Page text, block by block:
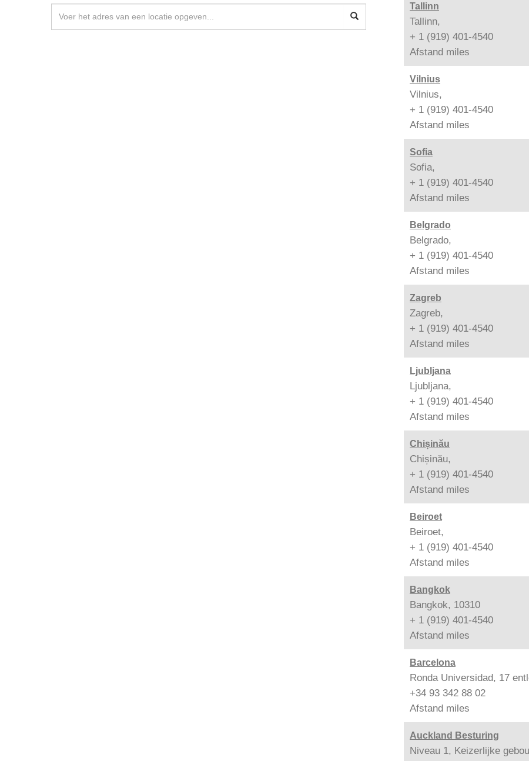
Tallinn
Tallinn,
+ 1 (919) 401-4540
Afstand miles
Vilnius
Vilnius,
+ 1 (919) 401-4540
Afstand miles
Sofia
Sofia,
+ 1 (919) 401-4540
Afstand miles
Belgrado
Belgrado,
+ 1 (919) 401-4540
Afstand miles
Zagreb
Zagreb,
+ 1 (919) 401-4540
Afstand miles
Ljubljana
Ljubljana,
+ 1 (919) 401-4540
Afstand miles
Chișinău
Chișinău,
+ 1 (919) 401-4540
Afstand miles
Beiroet
Beiroet,
+ 1 (919) 401-4540
Afstand miles
Bangkok
Bangkok, 10310
+ 1 (919) 401-4540
Afstand miles
Barcelona
Ronda Universidad, 17
+34 93 342 88 02
Afstand miles
Auckland Besturing
Niveau 1, Keizerlijke